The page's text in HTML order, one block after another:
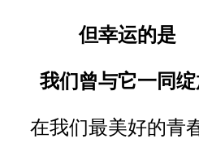
但幸运的是
我们曾与它一同
在我们最美好的青